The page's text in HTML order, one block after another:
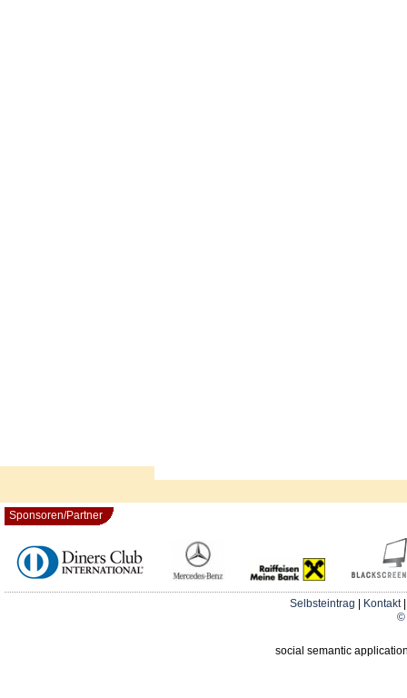
Sponsoren/Partner
Selbsteintrag Kontakt
©
social semantic